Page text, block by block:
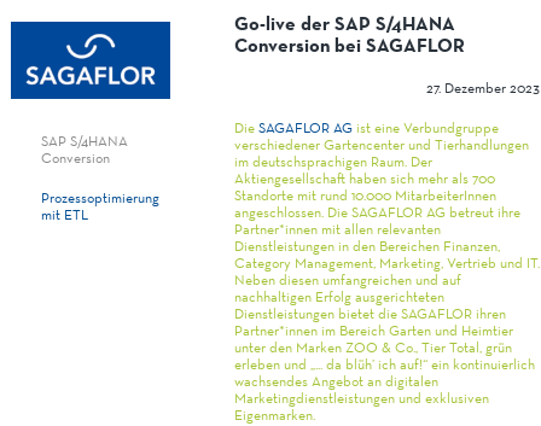
SAP S/4HANA
Conversion
Prozessoptimierung
mit ETL
Go-live der SAP S/4HANA
Conversion bei SAGAFLOR
27. Dezember 2023
DieSAGAFLOR AGist eine Verbundgruppe
verschiedener Gartencenter und Tierhandlungen
im deutschsprachigen Raum. Der
Aktiengesellschaft haben sich mehr als 700
Standorte mit rund 10.000 MitarbeiterInnen
angeschlossen. Die SAGAFLOR AG betreut ihre
Partner*innen mit allen relevanten
Dienstleistungen in den Bereichen Finanzen,
Category Management, Marketing, Vertrieb und IT.
Neben diesen umfangreichen und auf
nachhaltigen Erfolg ausgerichteten
Dienstleistungen bietet die SAGAFLOR ihren
Partner*innen im Bereich Garten und Heimtier
unter den Marken ZOO & Co., Tier Total, grün
erleben und „... da blüh’ ich auf!“ ein kontinuierlich
wachsendes Angebot an digitalen
Marketingdienstleistungen und exklusiven
Eigenmarken.